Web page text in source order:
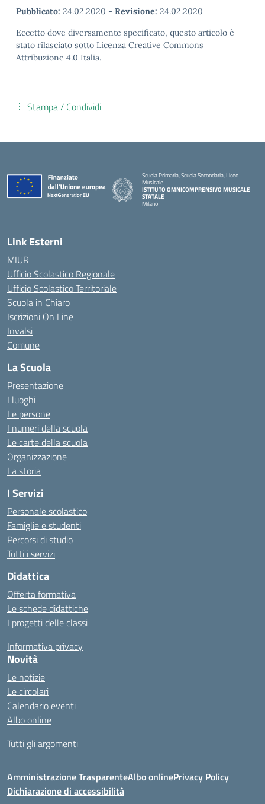
Pubblicato: 24.02.2020 - Revisione: 24.02.2020
Eccetto dove diversamente specificato, questo articolo è
stato rilasciato sotto Licenza Creative Commons
Attribuzione 4.0 Italia.
Stampa / Condividi
Scuola Primaria, Scuola Secondaria, Liceo
Musicale
ISTITUTO OMNICOMPRENSIVO MUSICALE
STATALE
Milano
Link Esterni
MIUR
Ufficio Scolastico Regionale
Ufficio Scolastico Territoriale
Scuola in Chiaro
Iscrizioni On Line
Invalsi
Comune
La Scuola
Presentazione
I luoghi
Le persone
I numeri della scuola
Le carte della scuola
Organizzazione
La storia
I Servizi
Personale scolastico
Famiglie e studenti
Percorsi di studio
Tutti i servizi
Didattica
Offerta formativa
Le schede didattiche
I progetti delle classi
Informativa privacy
Novità
Le notizie
Le circolari
Calendario eventi
Albo online
Tutti gli argomenti
Amministrazione TrasparenteAlbo onlinePrivacy Policy
Dichiarazione di accessibilità